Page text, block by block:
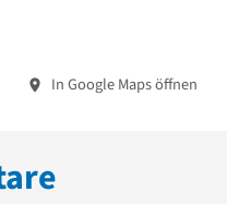
In Google Maps öffnen